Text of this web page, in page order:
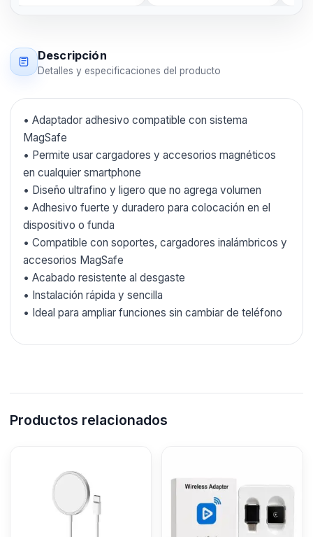
Descripción
Detalles y especificaciones del producto
• Adaptador adhesivo compatible con sistema
MagSafe
• Permite usar cargadores y accesorios magnéticos
en cualquier smartphone
• Diseño ultrafino y ligero que no agrega volumen
• Adhesivo fuerte y duradero para colocación en el
dispositivo o funda
• Compatible con soportes, cargadores inalámbricos y
accesorios MagSafe
• Acabado resistente al desgaste
• Instalación rápida y sencilla
• Ideal para ampliar funciones sin cambiar de teléfono
Productos relacionados